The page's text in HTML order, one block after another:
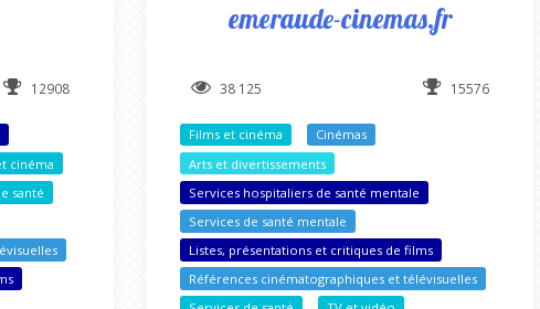
12908
cinéma
santé
emeraude-cinemas.fr
38 125 15576
Films et cinéma
Cinémas
Arts et divertissements
Services hospitaliers de santé mentale
Services de santé mentale
Listes, présentations et critiques de films
Références cinématographiques et télévisuelles